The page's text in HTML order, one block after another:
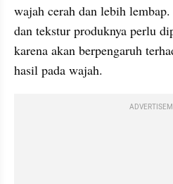
wajah cerah dan lebih
dan tekstur produknya perlu
karena akan berpengaruh
hasil pada wajah.